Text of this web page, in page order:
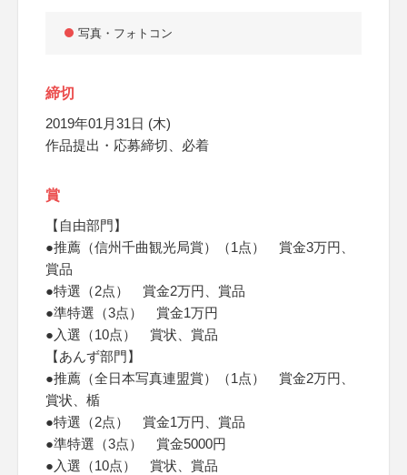
写真・フォトコン
締切
2019年01月31日 (木)
作品提出・応募締切、必着
賞
【自由部門】
●推薦（信州千曲観光局賞）（1点） 賞金3万円、
賞品
●特選（2点） 賞金2万円、賞品
●準特選（3点） 賞金1万円
●入選（10点） 賞状、賞品
【あんず部門】
●推薦（全日本写真連盟賞）（1点） 賞金2万円、
賞状、楯
●特選（2点） 賞金1万円、賞品
●準特選（3点） 賞金5000円
●入選（10点） 賞状、賞品